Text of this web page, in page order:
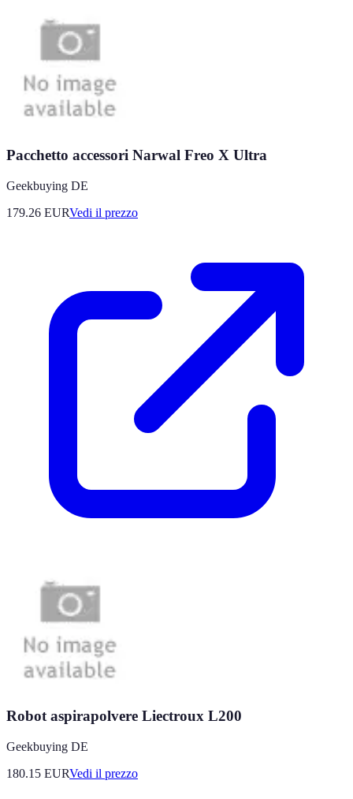
Pacchetto accessori Narwal Freo X Ultra
Geekbuying DE
179.26 EURVedi il prezzo
Robot aspirapolvere Liectroux L200
Geekbuying DE
180.15 EURVedi il prezzo